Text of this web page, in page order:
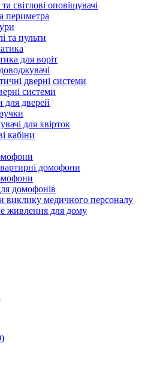
світлові оповіщувачі
периметра
та пульти
для воріт
дверні системи
системи
для дверей
для хвірток
кабіни
домофони
домофонів
виклику медичного персоналу
живлення для дому